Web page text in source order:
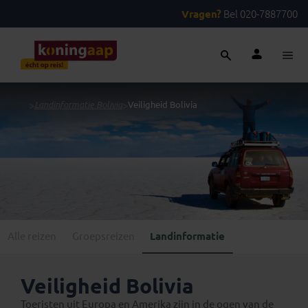
Vragen? Bel 020-7887700
Veiligheid Bolivia
Landinformatie
Veiligheid Bolivia
Toeristen uit Europa en Amerika zijn in de ogen van de